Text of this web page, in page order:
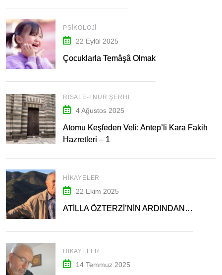
PSIKOLOJI
22 Eylül 2025
Çocuklarla Temâşâ Olmak
RISALE-I NUR ŞERHI
4 Ağustos 2025
Atomu Keşfeden Veli: Antep’li Kara Fakih
Hazretleri – 1
HIKAYELER
22 Ekim 2025
ATİLLA ÖZTERZİ’NİN ARDINDAN…
HIKAYELER
14 Temmuz 2025